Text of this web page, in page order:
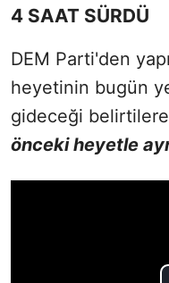
4 SAAT SÜRDÜ
DEM Parti'den
heyetinin bugün
gideceği
önceki heyetle